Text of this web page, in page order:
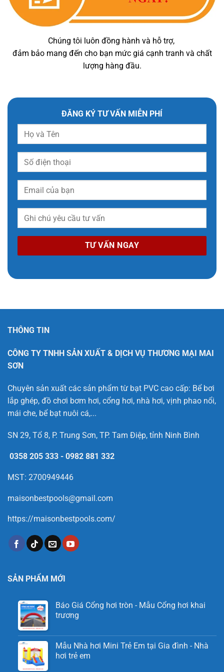
Chúng tôi luôn đồng hành và hỗ trợ,
đảm bảo mang đến cho bạn mức giá cạnh tranh và chất
lượng hàng đầu.
ĐĂNG KÝ TƯ VẤN MIỄN PHÍ
THÔNG TIN
CÔNG TY TNHH SẢN XUẤT & DỊCH VỤ THƯƠNG MẠI MAI
SƠN
Chuyên sản xuất các sản phẩm từ bạt PVC cao cấp: Bể bơi
lắp ghép, đồ chơi bơm hơi, cổng hơi, nhà hơi, vịnh phao nổi,
mái che, bể bạt nuôi cá,...
SN 29, Tổ 8, P. Trung Sơn, TP. Tam Điệp, tỉnh Ninh Bình
0358 205 333 - 0982 881 332
MST: 2700949446
maisonbestpools@gmail.com
https://maisonbestpools.com/
SẢN PHẨM MỚI
Báo Giá Cổng hơi tròn - Mẫu Cổng hơi khai
trương
Mẫu Nhà hơi Mini Trẻ Em tại Gia đình - Nhà
hơi trẻ em